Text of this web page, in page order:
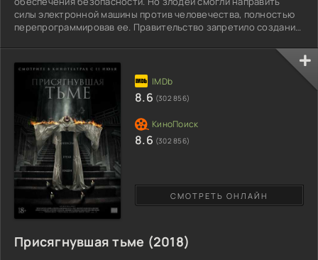
силы электронной машины против человечества, полностью
перепрограммировав ее. Правительство запретило создание
помощников, но появились те, кто нарушил правила. Студенты
робототехники приходят в лабораторию к профессору, чтобы
посмотреть новую разработку женского пола. Придуманный
ученым реалистичный защитник может выступать другом,
секретарем –
Присягнувшая тьме (2018)
СМОТРЕТЬ ОНЛАЙН
8.6 (302 856)
8.6 (302 856)